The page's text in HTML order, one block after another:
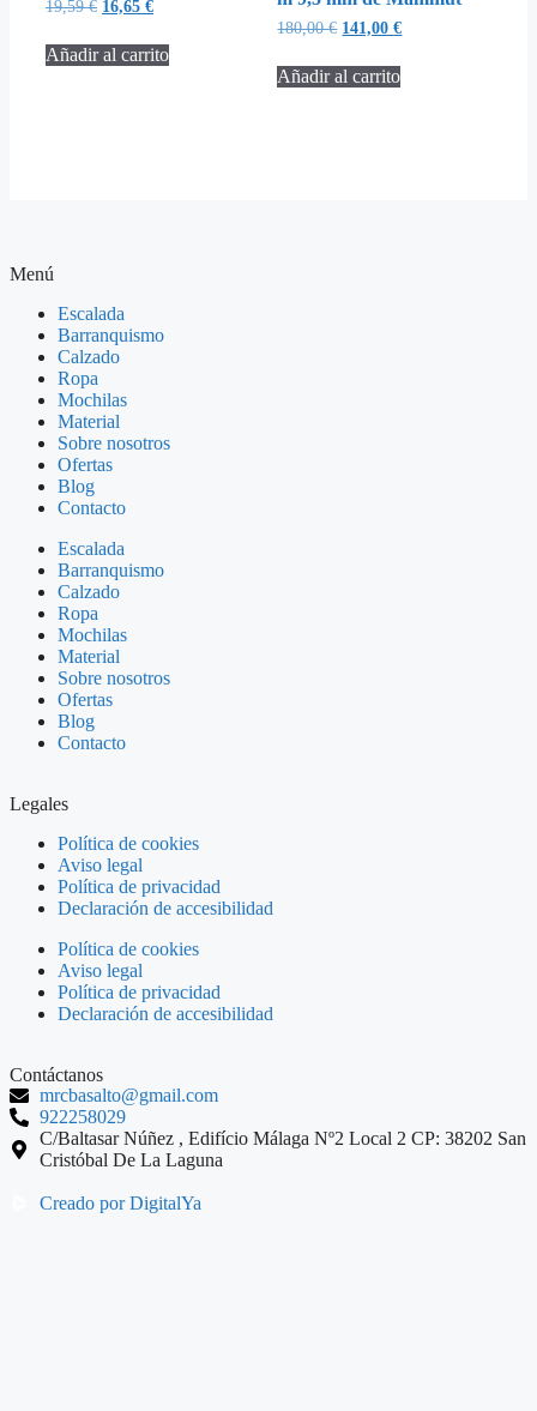
19,59€ 16,65 €
Añadir al carrito
180,00€ 141,00€
Añadir al carrito
Menú
Escalada
Barranquismo
Calzado
Ropa
Mochilas
Material
Sobre nosotros
Ofertas
Blog
Contacto
Escalada
Barranquismo
Calzado
Ropa
Mochilas
Material
Sobre nosotros
Ofertas
Blog
Contacto
Legales
Política de cookies
Aviso legal
Política de privacidad
Declaración de accesibilidad
Política de cookies
Aviso legal
Política de privacidad
Declaración de accesibilidad
Contáctanos
mrcbasalto@gmail.com
922258029
C/Baltasar Núñez , Edifício Málaga Nº2 Local 2 CP: 38202 San
Cristóbal De La Laguna
Creado por DigitalYa